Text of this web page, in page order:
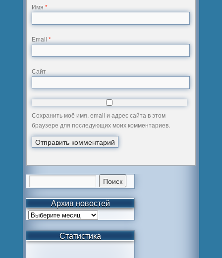
Имя*
Email*
Сайт
Сохранить моё имя, email и адрес сайта в этом
браузере для последующих моих комментариев.
Архив новостей
Статистика